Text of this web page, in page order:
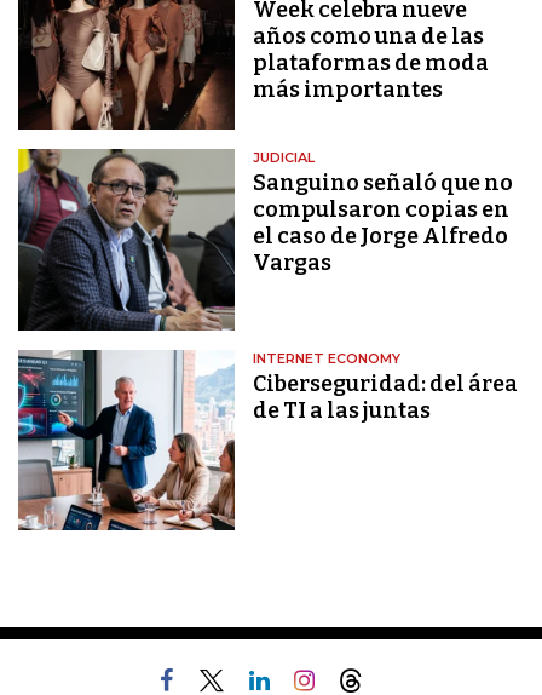
Week celebra nueve
años como una de las
plataformas de moda
más importantes
JUDICIAL
Sanguino señaló que no
compulsaron copias en
el caso de Jorge Alfredo
Vargas
INTERNET ECONOMY
Ciberseguridad: del área
de TI a las juntas